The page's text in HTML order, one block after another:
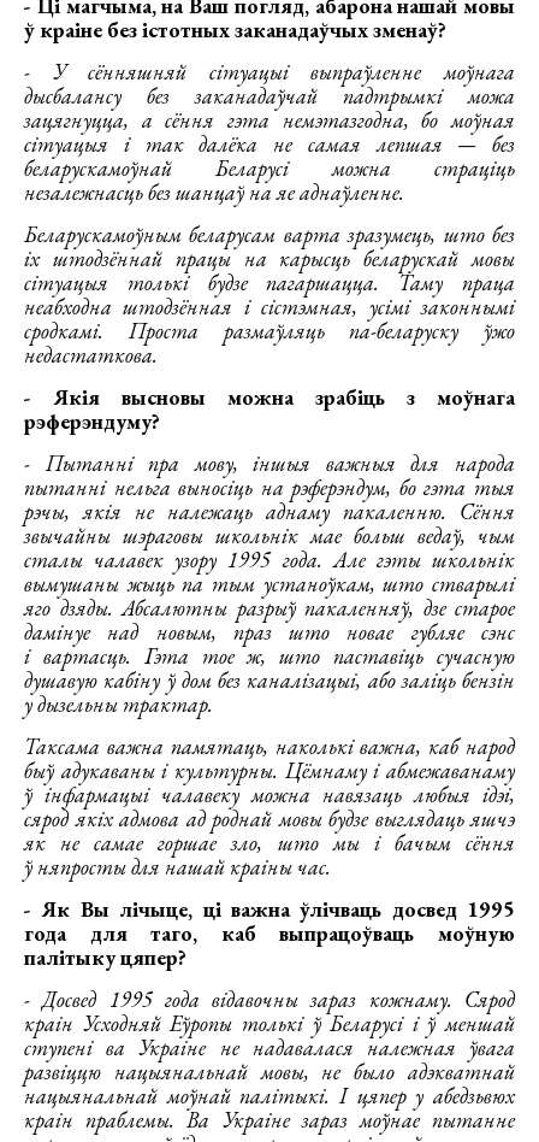
- Ці магчыма, на Ваш погляд, абарона нашай мовы
ў краіне без істотных заканадаўчых зменаў?
- У сённяшняй сітуацыі выпраўленне моўнага
дысбалансу без заканадаўчай падтрымкі можа
зацягнуцца, а сёння гэта немэтазгодна, бо моўная
сітуацыя і так далёка не самая лепшая — без
беларускамоўнай Беларусі можна страціць
незалежнасць без шанцаў на яе аднаўленне.
Беларускамоўным беларусам варта зразумець, што без
іх штодзённай працы на карысць беларускай мовы
сітуацыя толькі будзе пагаршацца. Таму праца
неабходна штодзённая і сістэмная, усімі законнымі
сродкамі. Проста размаўляць па-беларуску ўжо
недастаткова.
- Якія высновы можна зрабіць з моўнага
рэферэндуму?
- Пытанні пра мову, іншыя важныя для народа
пытанні нельга выносіць на рэферэндум, бо гэта тыя
рэчы, якія не належаць аднаму пакаленню. Сёння
звычайны шэраговы школьнік мае больш ведаў, чым
сталы чалавек узору 1995 года. Але гэты школьнік
вымушаны жыць па тым устаноўкам, што стварылі
яго дзяды. Абсалютны разрыў пакаленняў, дзе старое
дамінуе над новым, праз што новае губляе сэнс
і вартасць. Гэта тое ж, што паставіць сучасную
душавую кабіну ў дом без каналізацыі, або заліць бензін
у дызельны трактар.
Таксама важна памятаць, наколькі важна, каб народ
быў адукаваны і культурны. Цёмнаму і абмежаванаму
ў інфармацыі чалавеку можна навязаць любыя ідэі,
сярод якіх адмова ад роднай мовы будзе выглядаць яшчэ
як не самае горшае зло, што мы і бачым сёння
ў няпросты для нашай краіны час.
- Як Вы лічыце, ці важна ўлічваць досвед 1995
года для таго, каб выпрацоўваць моўную
палітыку цяпер?
- Досвед 1995 года відавочны зараз кожнаму. Сярод
краін Усходняй Еўропы толькі ў Беларусі і ў меншай
ступені ва Украіне не надавалася належная ўвага
развіццю нацыянальнай мовы, не было адэкватнай
нацыянальнай моўнай палітыкі. І цяпер у абедзьвюх
краін праблемы. Ва Украіне зараз моўнае пытанне